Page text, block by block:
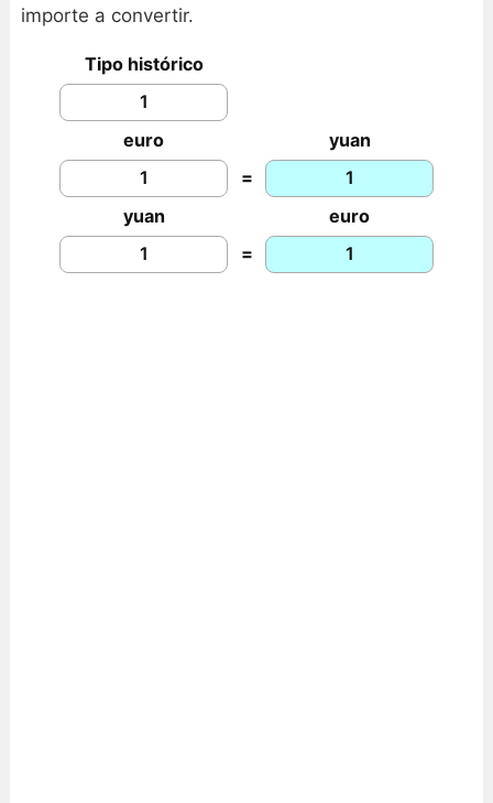
importe a convertir.
Tipo histórico
euro
yuan
=
yuan
euro
=